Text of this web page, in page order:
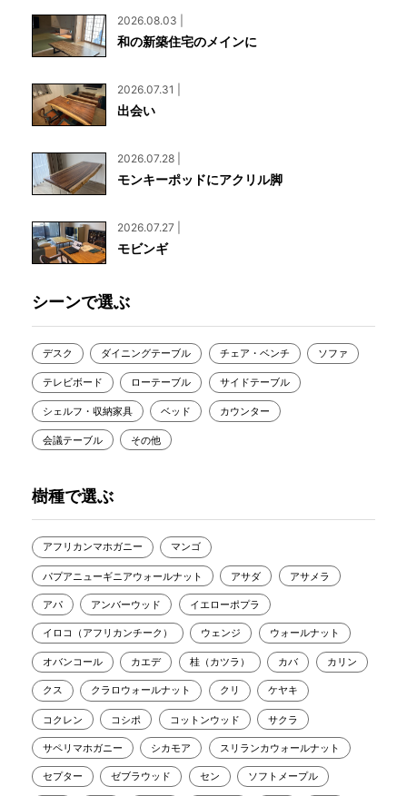
2026.08.03 |
和の新築住宅のメインに
2026.07.31 |
出会い
2026.07.28 |
モンキーポッドにアクリル脚
2026.07.27 |
モビンギ
シーンで選ぶ
デスク ダイニングテーブル チェア・ベンチ ソファ
テレビボード ローテーブル サイドテーブル
シェルフ・収納家具 ベッド カウンター
会議テーブル その他
樹種で選ぶ
アフリカンマホガニー マンゴ
パプアニューギニアウォールナット アサダ アサメラ
アパ アンバーウッド イエローポプラ
イロコ（アフリカンチーク） ウェンジ ウォールナット
オバンコール カエデ 桂（カツラ） カバ カリン
クス クラロウォールナット クリ ケヤキ
コクレン コシポ コットンウッド サクラ
サペリマホガニー シカモア スリランカウォールナット
セプター ゼブラウッド セン ソフトメープル